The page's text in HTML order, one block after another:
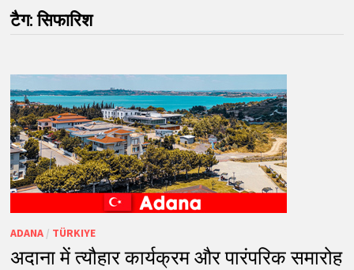
टैग:सिफारिश
ADANA/ TÜRKIYE
अदाना में त्यौहार कार्यक्रम और पारंपरिक समारोह